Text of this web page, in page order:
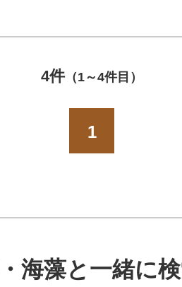
4件（1～4件目）
1
海藻と一緒に